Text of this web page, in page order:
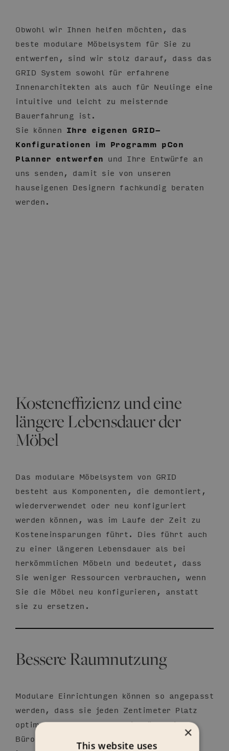
Obwohl wir Ihnen helfen möchten, das
beste modulare Möbelsystem für Sie zu
entwerfen, sind wir stolz darauf, dass das
GRID System sowohl für erfahrene
Innenarchitekten als auch für Neulinge eine
intuitive und leicht zu meisternde
Bauerfahrung ist.
Sie können Ihre eigenen GRID-
Konfigurationen im Programm pCon
Planner entwerfen und Ihre Entwürfe an
uns senden, damit sie von unseren
hauseigenen Designern fachkundig beraten
werden.
Kosteneffizienz und eine
längere Lebensdauer der
Möbel
Das modulare Möbelsystem von GRID
besteht aus Komponenten, die demontiert,
wiederverwendet oder neu konfiguriert
werden können, was im Laufe der Zeit zu
Kosteneinsparungen führt. Dies führt auch
zu einer längeren Lebensdauer als bei
herkömmlichen Möbeln und bedeutet, dass
Sie weniger Ressourcen verbrauchen, wenn
Sie die Möbel neu konfigurieren, anstatt
sie zu ersetzen.
Bessere Raumnutzung
Modulare Einrichtungen können so angepasst
werden, dass sie jeden Zentimeter Platz
optimal ausnutzen, was sie für kleine
Büros und Großraumbüros gleichermaßen
×
This website uses